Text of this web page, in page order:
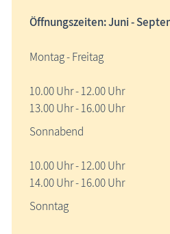
Öffnungszeiten: Juni -
Montag - Freitag
10.00 Uhr - 12.00 Uhr
13.00 Uhr - 16.00 Uhr
Sonnabend
10.00 Uhr - 12.00 Uhr
14.00 Uhr - 16.00 Uhr
Sonntag